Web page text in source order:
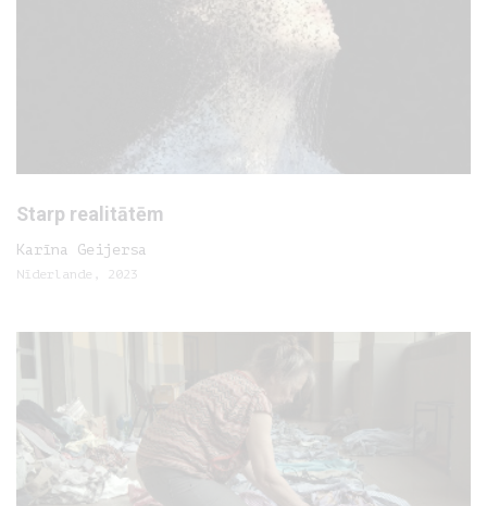
Starp realitātēm
Karīna Geijersa
Nīderlande, 2023